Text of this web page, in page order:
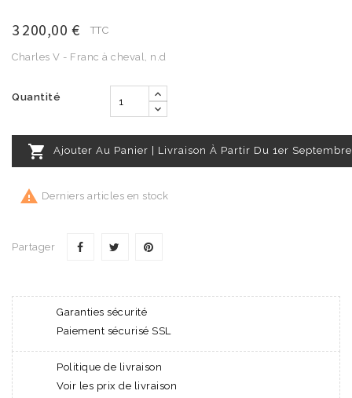
3 200,00 € TTC
Charles V - Franc à cheval, n.d
Quantité
 Ajouter Au Panier | Livraison À Partir Du 1er Septembre
 Derniers articles en stock
Partager
Garanties sécurité
Paiement sécurisé SSL
Politique de livraison
Voir les prix de livraison